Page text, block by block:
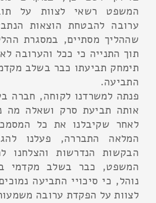
המשפט רשאי לצוות על
ערובה להבטחת הוצאות
שההליך מסתיים, במסגרת
תוך התנייה כי ככל והערובה
תימחק תביעתו כבר בשלב
התביעה.
פנתה למשרדנו לקוחה, חברה
אותה תביעת סרק ושאלה מה
לאחר שקיבלנו את כל
המלאה התבררה, פעלנו
הבקשות הנדרשות והצלחנו
המשפט, כבר בשלב מקדמי
נוהל, כי סיכויי התביעה
לצוות על הפקדת ערובה